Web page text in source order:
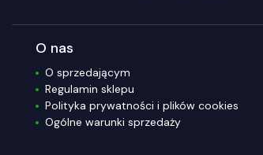
O nas
O sprzedającym
Regulamin sklepu
Polityka prywatności i plików cookies
Ogólne warunki sprzedaży